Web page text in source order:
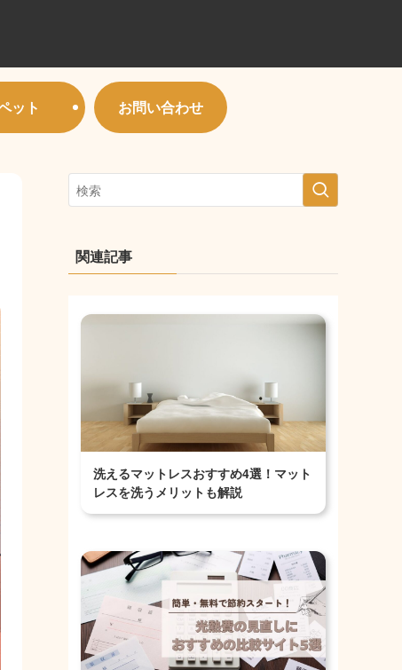
ット お問い合わせ
関連記事
洗えるマットレスおすすめ4選！マット
レスを洗うメリットも解説